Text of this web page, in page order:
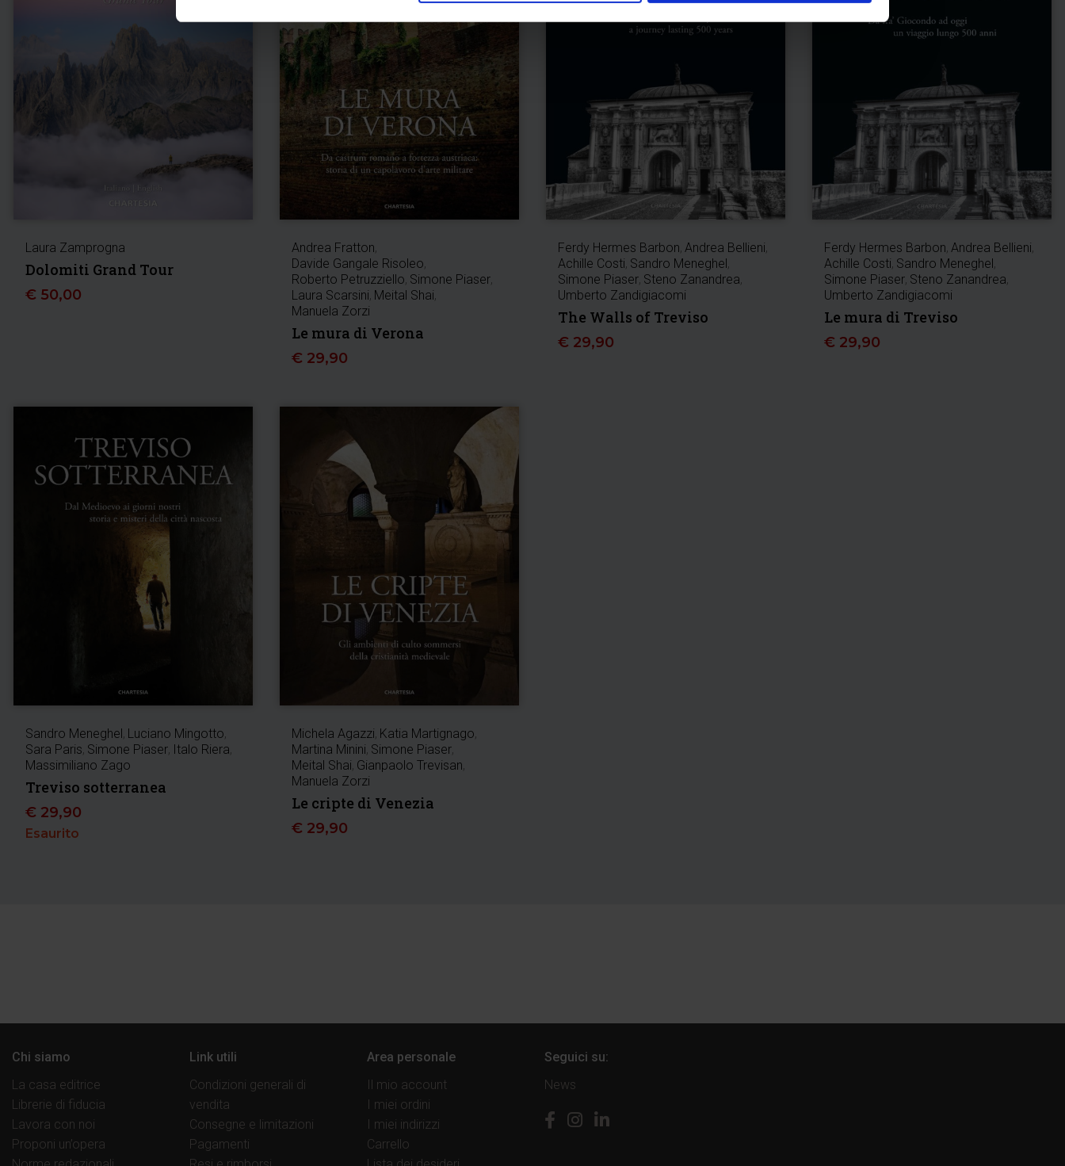
Laura Zamprogna
Dolomiti Grand Tour
€ 50,00
Andrea Fratton,
Davide Gangale Risoleo,
Roberto Petruzziello, Simone Piaser,
Laura Scarsini, Meital Shai,
Manuela Zorzi
Le mura di Verona
€ 29,90
Ferdy Hermes Barbon, Andrea Bellieni,
Achille Costi, Sandro Meneghel ,
Simone Piaser, Steno Zanandrea,
Umberto Zandigiacomi
The Walls of Treviso
€ 29,90
Ferdy Hermes Barbon, Andrea Bellieni,
Achille Costi, Sandro Meneghel ,
Simone Piaser, Steno Zanandrea,
Umberto Zandigiacomi
Le mura di Treviso
€ 29,90
Sandro Meneghel, Luciano Mingotto,
Sara Paris, Simone Piaser, Italo Riera,
Massimiliano Zago
Treviso sotterranea
€ 29,90
Esaurito
Michela Agazzi, Katia Martignago,
Martina Minini, Simone Piaser,
Meital Shai, Gianpaolo Trevisan,
Manuela Zorzi
Le cripte di Venezia
€ 29,90
Chi siamo
La casa editrice
Librerie di fiducia
Lavora con noi
Proponi un’opera
Link utili
Condizioni generali di
vendita
Consegne e limitazioni
Pagamenti
Area personale
Il mio account
I miei ordini
I miei indirizzi
Carrello
Seguici su:
News